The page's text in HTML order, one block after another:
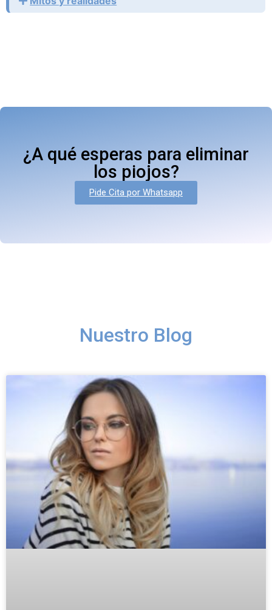
¿A qué esperas para eliminar
los piojos?
Pide Cita por Whatsapp
Nuestro Blog